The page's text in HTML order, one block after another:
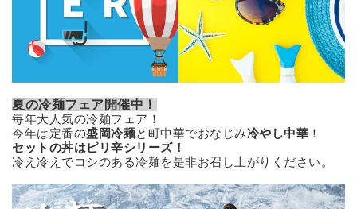
夏の冷麺フェア開催中！
毎年大人気の冷麺フェア！
今年は定番の盛岡冷麺と町中華でおなじみ冷やし中華 ！
セットの丼はピリ辛シリーズ！
冷え冷えでコシのある冷麺を是非お召し上がりください。